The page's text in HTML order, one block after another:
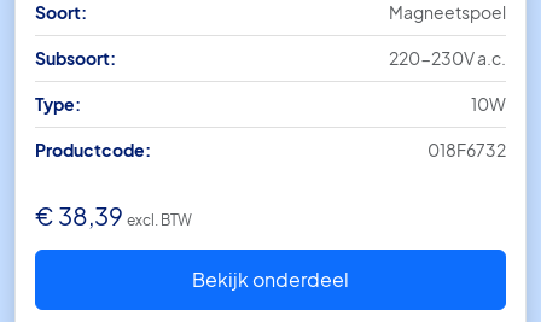
Soort: Magneetspoel
Subsoort: 220-230V a.c.
Type: 10W
Productcode: 018F6732
€ 38,39 excl. BTW
Bekijk onderdeel